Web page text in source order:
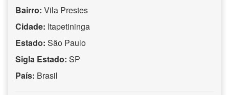
Bairro: Vila Prestes
Cidade: Itapetininga
Estado: São Paulo
Sigla Estado: SP
País: Brasil